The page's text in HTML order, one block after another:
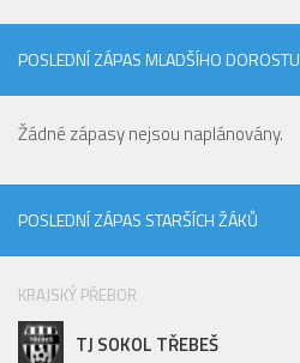
POSLEDNÍ ZÁPAS MLADŠÍHO DOROSTU
Žádné zápasy nejsou naplánovány.
POSLEDNÍ ZÁPAS STARŠÍCH ŽÁKŮ
KRAJSKÝ PŘEBOR
TJ SOKOL TŘEBEŠ